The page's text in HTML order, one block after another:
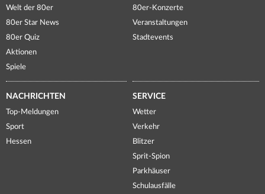
Welt der 80er
80er Star News
80er Quiz
Aktionen
Spiele
80er-Konzerte
Veranstaltungen
Stadtevents
NACHRICHTEN
Top-Meldungen
Sport
Hessen
SERVICE
Wetter
Verkehr
Blitzer
Sprit-Spion
Parkhäuser
Schulausfälle